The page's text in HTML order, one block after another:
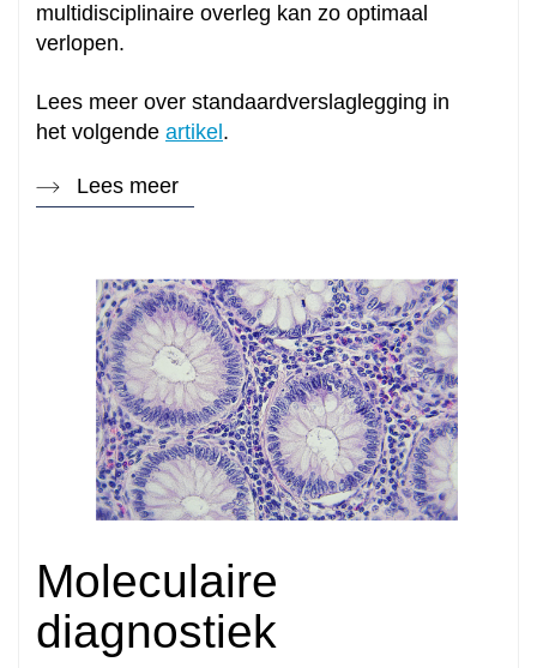
multidisciplinaire overleg kan zo optimaal
verlopen.
Lees meer over standaardverslaglegging in
het volgende artikel .
Lees meer
Moleculaire
diagnostiek